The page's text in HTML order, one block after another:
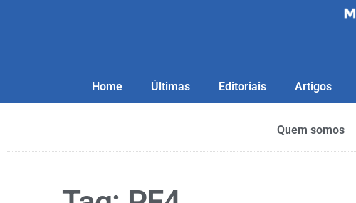
Home Últimas Editoriais Artigos
Quem somos